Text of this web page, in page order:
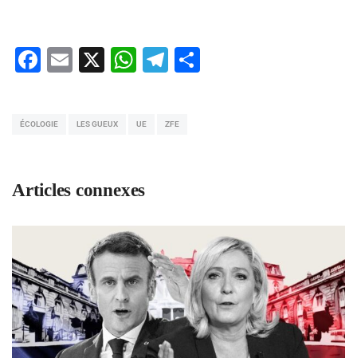
Facebook
Email
X WhatsApp
Telegram
ÉCOLOGIE LES GUEUX UE ZFE
Articles connexes